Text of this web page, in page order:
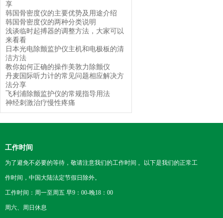
享
韩国骨密度仪的主要优势及用途介绍
韩国骨密度仪的两种分类说明
浅谈临时起搏器的调整方法，大家可以
来看看
日本光电除颤监护仪主机和电极板的清
洁方法
教你如何正确的操作美敦力除颤仪
丹麦国际听力计的常见问题相应解决方
法分享
飞利浦除颤监护仪的常规指导用法
神经刺激治疗慢性疼痛
工作时间
为了避免不必要的等待，敬请注意我们的工作时间 。以下是我们的正常工
作时间，中国大陆法定节假日除外。
工作时间：周一至周五 早9：00-晚18：00
周六、周日休息